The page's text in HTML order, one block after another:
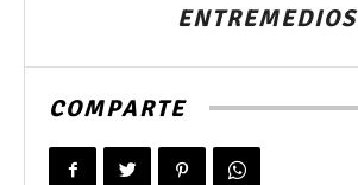
ENTREMEDIOS
COMPARTE